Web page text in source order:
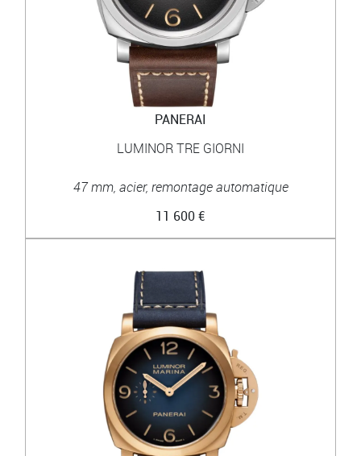
PANERAI
LUMINOR TRE GIORNI
47 mm, acier, remontage automatique
11 600 €